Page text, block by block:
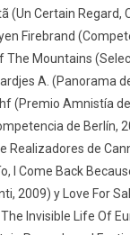
(Un Certain Regard,
Firebrand
The Mountains
A. (Panorama
(Premio Amnistía
de Berlín,
Realizadores de
I Come Back
2009) y Love For
Invisible Life Of